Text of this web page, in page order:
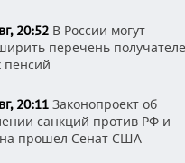
20:52 В России могут
перечень
пенсий
20:11 Законопроект об
санкций против РФ и
прошел Сенат США